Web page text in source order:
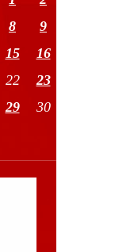
8
9
15
16
22
23
29
30